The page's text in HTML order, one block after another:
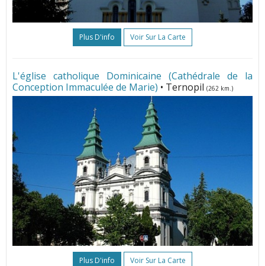
Plus D'info Voir Sur La Carte
L'église catholique Dominicaine (Cathédrale de la
Conception Immaculée de Marie) • Ternopil (262 km.)
Plus D'info Voir Sur La Carte